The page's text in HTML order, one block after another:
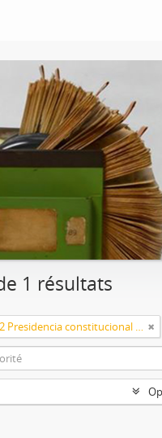
1 résultats